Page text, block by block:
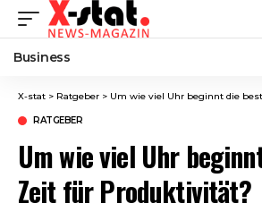
Business
X-stat > Ratgeber > Um wie viel Uhr beginnt die
RATGEBER
Um wie viel Uhr
Zeit für Produktivität?